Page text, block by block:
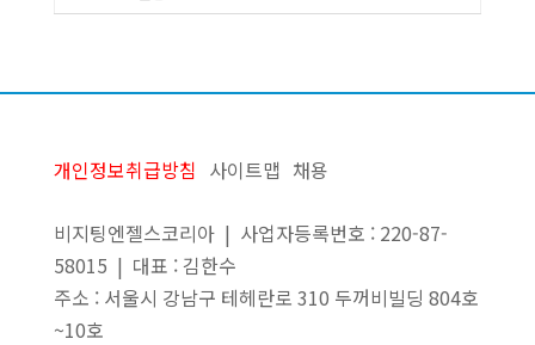
개인정보취급방침 사이트맵 채용
비지팅엔젤스코리아 | 사업자등록번호 : 220-87-
58015 | 대표 : 김한수
주소 : 서울시 강남구 테헤란로 310 두꺼비빌딩 804호
~10호